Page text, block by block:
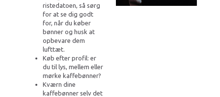
ristedatoen, så sørg
for at se dig godt
for, når du køber
bønner og husk at
opbevare dem
lufttæt.
Køb efter profil: er
du til lys, mellem eller
mørke kaffebønner?
Kværn dine
kaffebønner selv det